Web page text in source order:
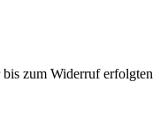
zum Widerruf erfolgten